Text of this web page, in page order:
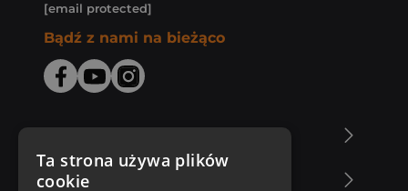
[email protected]
Bądź z nami na bieżąco
Zakupy u nas
Ta strona używa plików
cookie